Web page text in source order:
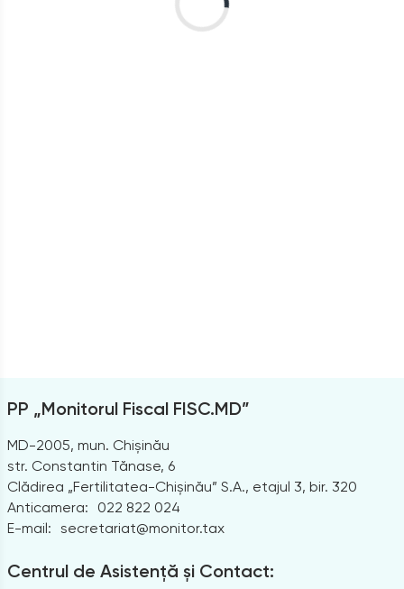
PP „Monitorul Fiscal FISC.MD”
MD-2005, mun. Chișinău
str. Constantin Tănase, 6
Clădirea „Fertilitatea-Chișinău” S.A., etajul 3, bir. 320
Anticamera:
022 822 024
E-mail: secretariat@monitor.tax
Centrul de Asistență și Contact: